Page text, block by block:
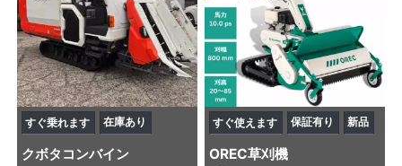
すぐ乗れます 在庫あり
クボタ コンバイン
すぐ使えます 保証有り 新品
OREC草刈機